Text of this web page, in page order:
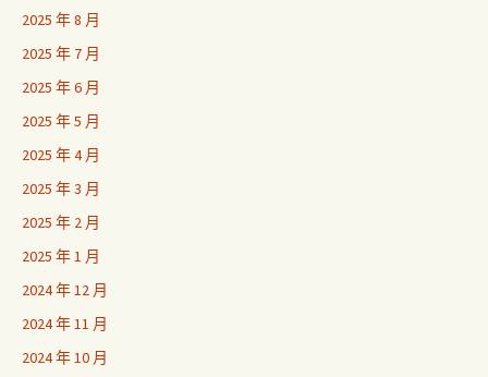
2025 年 8 月
2025 年 7 月
2025 年 6 月
2025 年 5 月
2025 年 4 月
2025 年 3 月
2025 年 2 月
2025 年 1 月
2024 年 12 月
2024 年 11 月
2024 年 10 月